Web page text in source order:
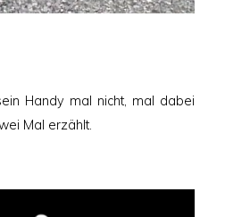
Handy mal nicht, mal dabei
Mal erzählt.